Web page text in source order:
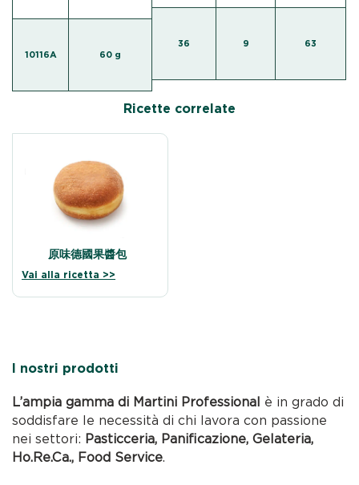
10116A 60 g
36 9 63
Ricette correlate
原味德國果醬包
Vai alla ricetta >>
I nostri prodotti
L’ampia gamma di Martini Professional è in grado di
soddisfare le necessità di chi lavora con passione
nei settori: Pasticceria, Panificazione, Gelateria,
Ho.Re.Ca., Food Service.